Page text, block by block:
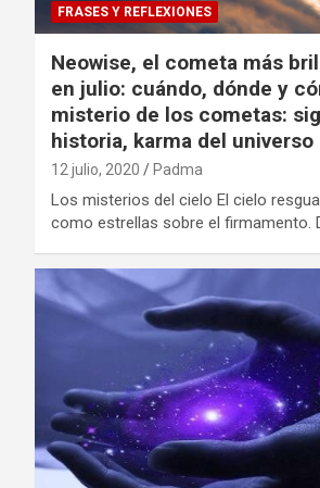
FRASES Y REFLEXIONES
Neowise, el cometa más
en julio: cuándo, dónde y
misterio de los cometas:
historia, karma del universo
12 julio, 2020 Padma
Los misterios del cielo El cielo
como estrellas sobre el firmamento.